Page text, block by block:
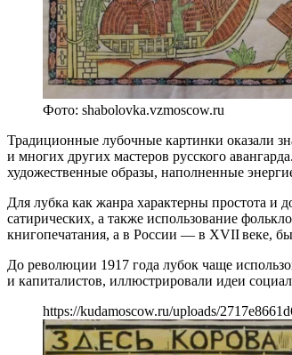
Фото: shabolovka.vzmoscow.ru
Традиционные лубочные картинки оказали
и многих других мастеров русского
художественные образы, наполненные
Для лубка как жанра характерны простота и
сатирических, а также использование
книгопечатания, а в России — в XVII веке,
До революции 1917 года лубок чаще
и капиталистов, иллюстрировали идеи
https://kudamoscow.ru/uploads/